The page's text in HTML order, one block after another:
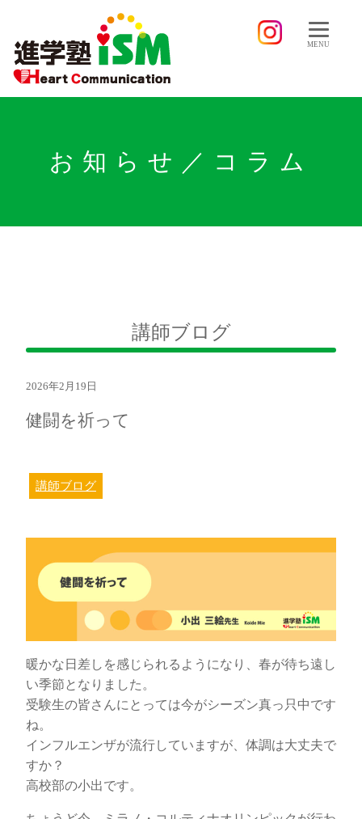
MENU
お知らせ／コラム
講師ブログ
2026年2月19日
健闘を祈って
講師ブログ
暖かな日差しを感じられるようになり、春が待ち遠し
い季節となりました。
受験生の皆さんにとっては今がシーズン真っ只中です
ね。
インフルエンザが流行していますが、体調は大丈夫で
すか？
高校部の小出です。